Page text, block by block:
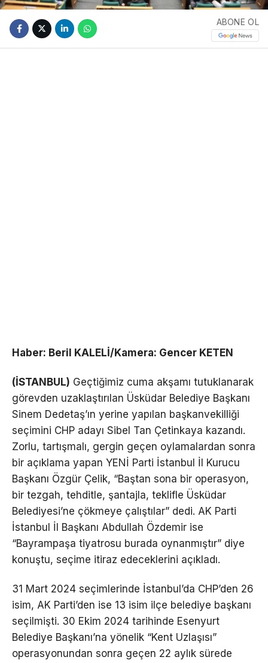
ABONE OL
Haber: Beril KALELİ/Kamera: Gencer KETEN
(İSTANBUL) Geçtiğimiz cuma akşamı tutuklanarak
görevden uzaklaştırılan Üsküdar Belediye Başkanı
Sinem Dedetaş’ın yerine yapılan başkanvekilliği
seçimini CHP adayı Sibel Tan Çetinkaya kazandı.
Zorlu, tartışmalı, gergin geçen oylamalardan sonra
bir açıklama yapan YENİ Parti İstanbul İl Kurucu
Başkanı Özgür Çelik, “Baştan sona bir operasyon,
bir tezgah, tehditle, şantajla, teklifle Üsküdar
Belediyesi’ne çökmeye çalıştılar” dedi. AK Parti
İstanbul İl Başkanı Abdullah Özdemir ise
“Bayrampaşa tiyatrosu burada oynanmıştır” diye
konuştu, seçime itiraz edeceklerini açıkladı.
31 Mart 2024 seçimlerinde İstanbul’da CHP’den 26
isim, AK Parti’den ise 13 isim ilçe belediye başkanı
seçilmişti. 30 Ekim 2024 tarihinde Esenyurt
Belediye Başkanı’na yönelik “Kent Uzlaşısı”
operasyonundan sonra geçen 22 aylık sürede